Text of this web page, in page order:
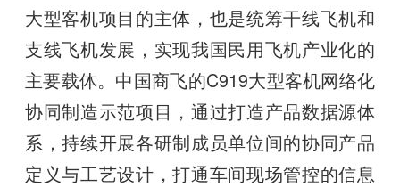
大型客机项目的主体，也是统筹干线飞机和
支线飞机发展，实现我国民用飞机产业化的
主要载体。中国商飞的C919大型客机网络化
协同制造示范项目，通过打造产品数据源体
系，持续开展各研制成员单位间的协同产品
定义与工艺设计，打通车间现场管控的信息